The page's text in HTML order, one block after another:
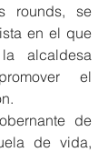
rounds, se
en el que
alcaldesa
el
de
de vida,